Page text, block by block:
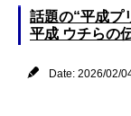
話題の“平成プ
平成 ウチらの
Date: 2026/02/